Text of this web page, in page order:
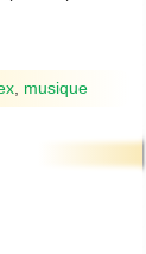
musique